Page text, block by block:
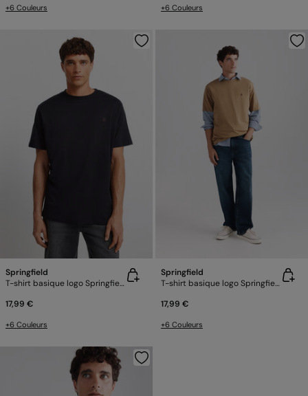
+6 Couleurs +6 Couleurs
Springfield
T-shirt basique logo Springfield
17,99 €
+6 Couleurs
Springfield
T-shirt basique logo Springfield
17,99 €
+6 Couleurs